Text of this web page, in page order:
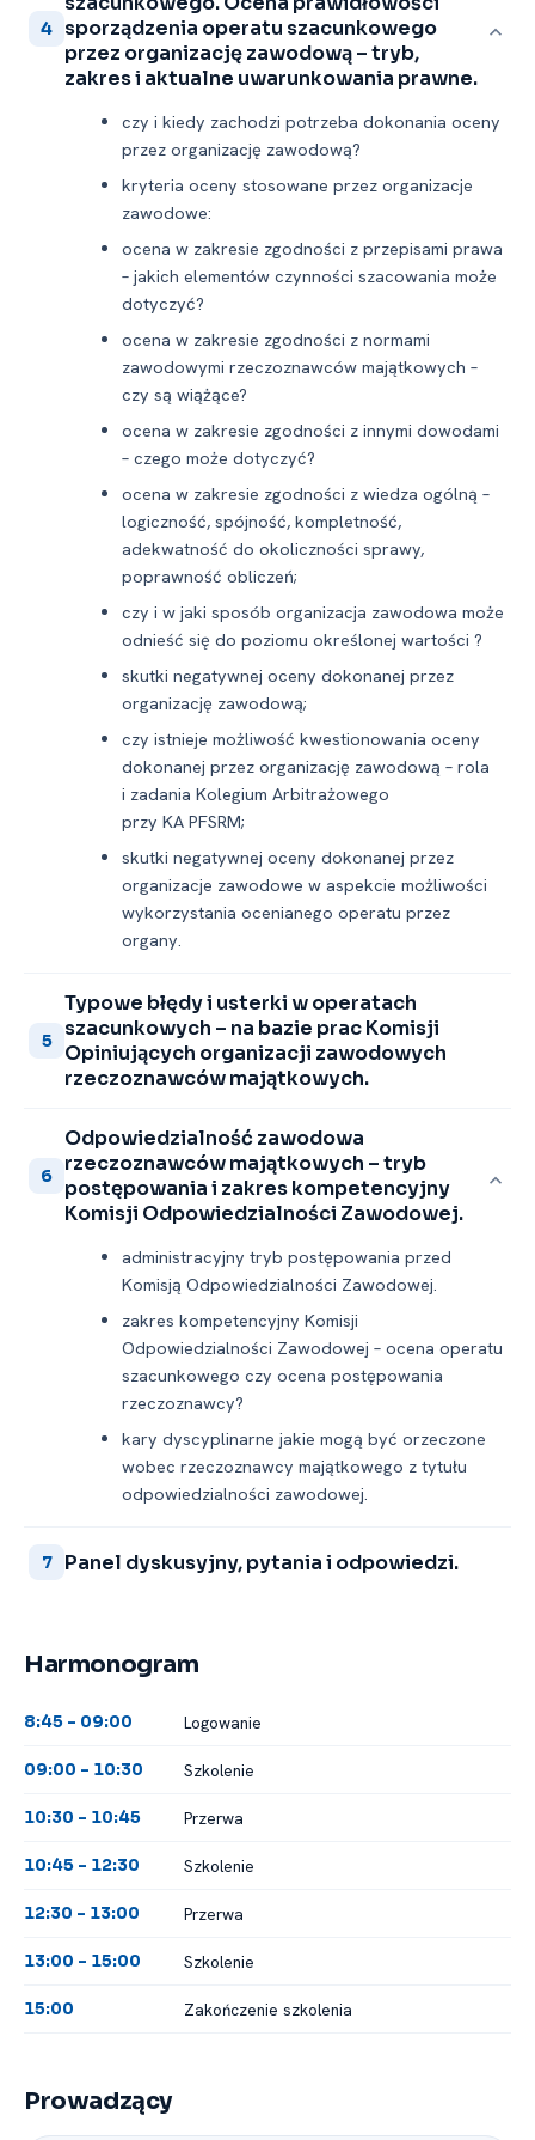
4
sporządzenia operatu szacunkowego
przez organizację zawodową – tryb,
zakres i aktualne uwarunkowania prawne.
czy i kiedy zachodzi potrzeba dokonania oceny
przez organizację zawodową?
kryteria oceny stosowane przez organizacje
zawodowe:
ocena w zakresie zgodności z przepisami prawa
– jakich elementów czynności szacowania może
dotyczyć?
ocena w zakresie zgodności z normami
zawodowymi rzeczoznawców majątkowych –
czy są wiążące?
ocena w zakresie zgodności z innymi dowodami
– czego może dotyczyć?
ocena w zakresie zgodności z wiedza ogólną –
logiczność, spójność, kompletność,
adekwatność do okoliczności sprawy,
poprawność obliczeń;
czy i w jaki sposób organizacja zawodowa może
odnieść się do poziomu określonej wartości ?
skutki negatywnej oceny dokonanej przez
organizację zawodową;
czy istnieje możliwość kwestionowania oceny
dokonanej przez organizację zawodową – rola
i zadania Kolegium Arbitrażowego
przy KA PFSRM;
skutki negatywnej oceny dokonanej przez
organizacje zawodowe w aspekcie możliwości
wykorzystania ocenianego operatu przez
organy.
5
Typowe błędy i usterki w operatach
szacunkowych – na bazie prac Komisji
Opiniujących organizacji zawodowych
rzeczoznawców majątkowych.
6
Odpowiedzialność zawodowa
rzeczoznawców majątkowych – tryb
postępowania i zakres kompetencyjny
Komisji Odpowiedzialności Zawodowej.
administracyjny tryb postępowania przed
Komisją Odpowiedzialności Zawodowej.
zakres kompetencyjny Komisji
Odpowiedzialności Zawodowej – ocena operatu
szacunkowego czy ocena postępowania
rzeczoznawcy?
kary dyscyplinarne jakie mogą być orzeczone
wobec rzeczoznawcy majątkowego z tytułu
odpowiedzialności zawodowej.
7 Panel dyskusyjny, pytania i odpowiedzi.
Harmonogram
8:45 -⁠ 09:00 Logowanie
09:00 -⁠ 10:30 Szkolenie
10:30 -⁠ 10:45 Przerwa
10:45 -⁠ 12:30 Szkolenie
12:30 -⁠ 13:00 Przerwa
13:00 -⁠ 15:00 Szkolenie
15:00 Zakończenie szkolenia
Prowadzący